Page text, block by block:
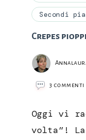
Secondi
Crepes
3 commenti
Oggi vi
volta”!